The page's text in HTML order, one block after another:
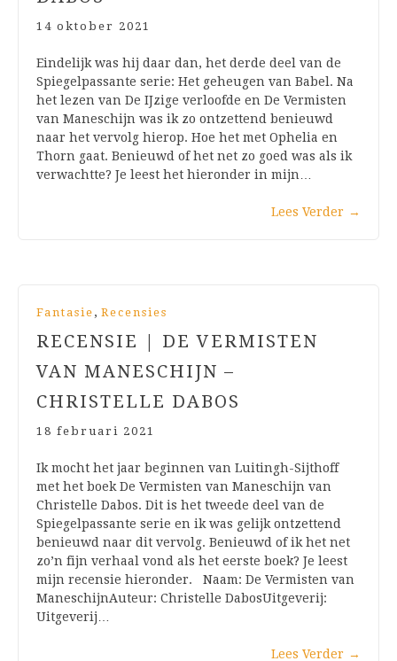
14 oktober 2021
Eindelijk was hij daar dan, het derde deel van de
Spiegelpassante serie: Het geheugen van Babel. Na
het lezen van De IJzige verloofde en De Vermisten
van Maneschijn was ik zo ontzettend benieuwd
naar het vervolg hierop. Hoe het met Ophelia en
Thorn gaat. Benieuwd of het net zo goed was als ik
verwachtte? Je leest het hieronder in mijn…
Lees Verder →
Fantasie , Recensies
RECENSIE | DE VERMISTEN
VAN MANESCHIJN –
CHRISTELLE DABOS
18 februari 2021
Ik mocht het jaar beginnen van Luitingh-Sijthoff
met het boek De Vermisten van Maneschijn van
Christelle Dabos. Dit is het tweede deel van de
Spiegelpassante serie en ik was gelijk ontzettend
benieuwd naar dit vervolg. Benieuwd of ik het net
zo’n fijn verhaal vond als het eerste boek? Je leest
mijn recensie hieronder. Naam: De Vermisten van
ManeschijnAuteur: Christelle DabosUitgeverij:
Uitgeverij…
Lees Verder →